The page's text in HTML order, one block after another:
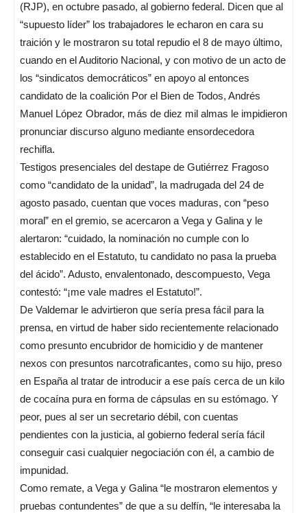
(RJP), en octubre pasado, al gobierno federal. Dicen que al
“supuesto líder” los trabajadores le echaron en cara su
traición y le mostraron su total repudio el 8 de mayo último,
cuando en el Auditorio Nacional, y con motivo de un acto de
los “sindicatos democráticos” en apoyo al entonces
candidato de la coalición Por el Bien de Todos, Andrés
Manuel López Obrador, más de diez mil almas le impidieron
pronunciar discurso alguno mediante ensordecedora
rechifla.
Testigos presenciales del destape de Gutiérrez Fragoso
como “candidato de la unidad”, la madrugada del 24 de
agosto pasado, cuentan que voces maduras, con “peso
moral” en el gremio, se acercaron a Vega y Galina y le
alertaron: “cuidado, la nominación no cumple con lo
establecido en el Estatuto, tu candidato no pasa la prueba
del ácido”. Adusto, envalentonado, descompuesto, Vega
contestó: “¡me vale madres el Estatuto!”.
De Valdemar le advirtieron que sería presa fácil para la
prensa, en virtud de haber sido recientemente relacionado
como presunto encubridor de homicidio y de mantener
nexos con presuntos narcotraficantes, como su hijo, preso
en España al tratar de introducir a ese país cerca de un kilo
de cocaína pura en forma de cápsulas en su estómago. Y
peor, pues al ser un secretario débil, con cuentas
pendientes con la justicia, al gobierno federal sería fácil
conseguir casi cualquier negociación con él, a cambio de
impunidad.
Como remate, a Vega y Galina “le mostraron elementos y
pruebas contundentes” de que a su delfín, “le interesaba la